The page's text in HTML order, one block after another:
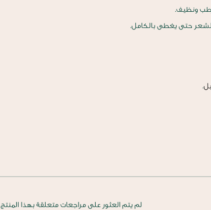
ونظيف.
حتى يغطى بالكامل.
.
لم يتم العثور على مراجعات متعلقة بهذا المنتج